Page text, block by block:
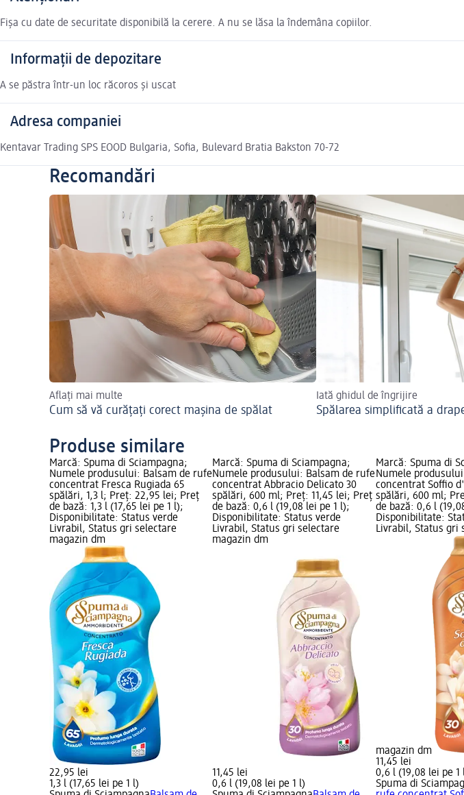
Fişa cu date de securitate disponibilă la cerere. A nu se lăsa la îndemâna copiilor.
Informații de depozitare
A se păstra într-un loc răcoros și uscat
Adresa companiei
Kentavar Trading SPS EOOD Bulgaria, Sofia, Bulevard Bratia Bakston 70-72
Recomandări
Aflați mai multe
Cum să vă curățați corect mașina de spălat
Iată ghidul de îngrijire
Spălarea simplificată a
Produse similare
Marcă: Spuma di Sciampagna;
Numele produsului: Balsam de rufe
concentrat Fresca Rugiada 65
spălări, 1,3 l; Preț: 22,95 lei; Preț
de bază: 1,3 l (17,65 lei pe 1 l);
Disponibilitate: Status verde
Livrabil, Status gri selectare
magazin dm
22,95 lei
1,3 l (17,65 lei pe 1 l)
Marcă: Spuma di Sciampagna;
Numele produsului: Balsam de rufe
concentrat Abbracio Delicato 30
spălări, 600 ml; Preț: 11,45 lei; Preț
de bază: 0,6 l (19,08 lei pe 1 l);
Disponibilitate: Status verde
Livrabil, Status gri selectare
magazin dm
11,45 lei
0,6 l (19,08 lei pe 1 l)
Marcă: Spuma di
Numele
concentrat Soffio
spălări, 600 ml;
de bază: 0,6 l
Disponibilitate:
Livrabil, Status gri
magazin dm
11,45 lei
0,6 l (19,08 lei pe 1
Spuma di